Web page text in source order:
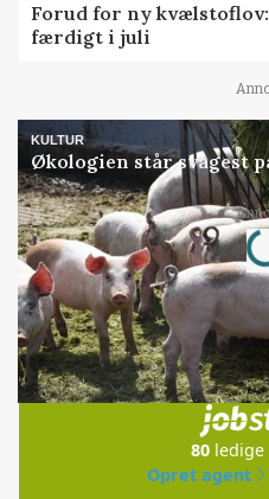
Forud for ny
færdigt i juli
KULTUR
Økologien står svagest
i
80
Opret agent